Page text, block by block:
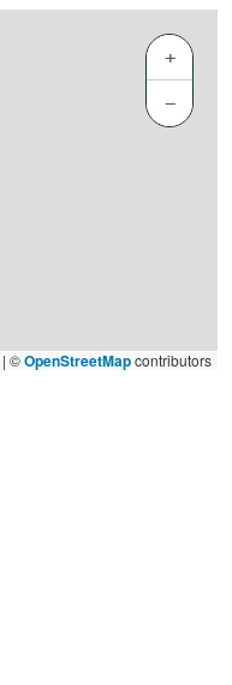
+
−
| ©OpenStreetMapcontributors